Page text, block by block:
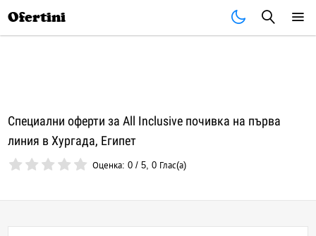
Ofertini
Специални оферти за All Inclusive почивка на първа
линия в Хургада, Египет
Оценка:0 /5,0 Глас(а)